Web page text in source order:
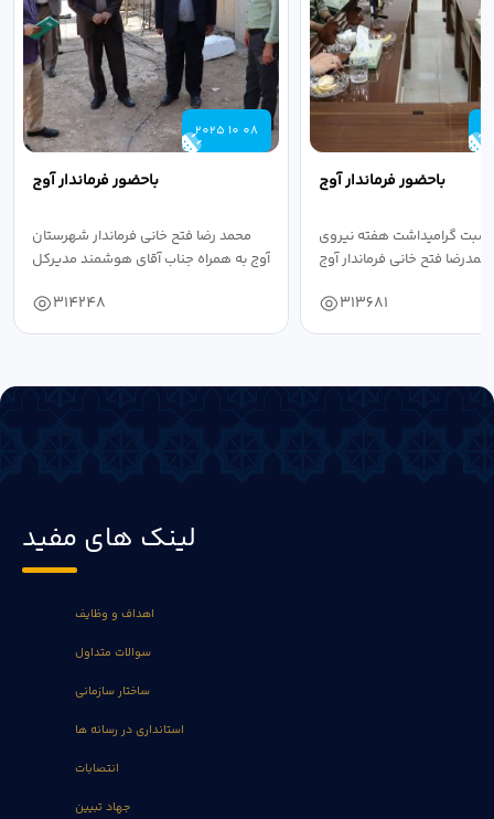
2025 10 08
باحضور فرماندار آوج
محمد رضا فتح خانی فرماندار شهرستان
آوج به همراه جناب آقای هوشمند مدیرکل
314248
باحضور فرماندار آوج
گرامیداشت هفته نیروی
فتح خانی فرماندار آوج
313681
لینک های مفید
اهداف و وظایف
سوالات متداول
ساختار سازمانی
استانداری در رسانه ها
انتصابات
جهاد تبیین